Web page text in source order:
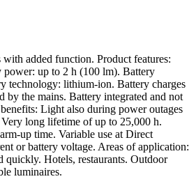
added function. Product features:
power: up to 2 h (100 lm). Battery
technology: lithium-ion. Battery charges
by the mains. Battery integrated and not
Light also during power outages
long lifetime of up to 25,000 h.
up time. Variable use at Direct
or battery voltage. Areas of application:
quickly. Hotels, restaurants. Outdoor
luminaires.